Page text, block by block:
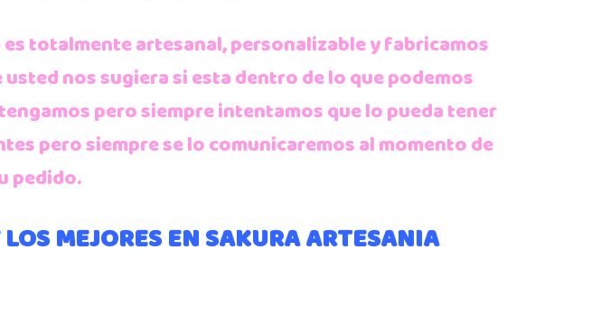
totalmente artesanal, personalizable y fabricamos
nos sugiera si esta dentro de lo que podemos
pero siempre intentamos que lo pueda tener
pero siempre se lo comunicaremos al momento de
pedido.
MEJORES EN SAKURA ARTESANIA